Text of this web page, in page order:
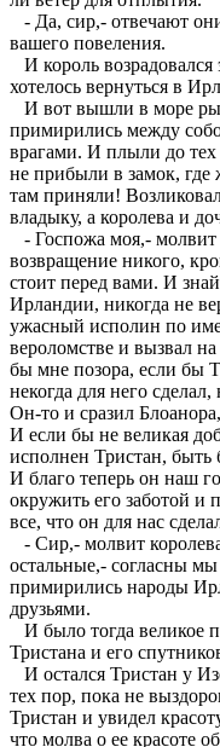
- Да, сир,- отвечают
вашего повеления.
И король
хотелось вернуться в
И вот вышли в море
примирились между
врагами. И плыли до
не прибыли в замок, где
там приняли!
владыку, а королева и
- Госпожа моя,- молвит
возвращение никого,
стоит перед вами. И
Ирландии, никогда не
ужасный исполин по
вероломстве и вызвал
бы мне позора, если бы
некогда для него
Он-то и сразил
И если бы не великая
исполнен Тристан,
И благо теперь он наш
окружить его заботой и
все, что он для нас
- Сир,- молвит
остальные,- согласны
примирились народы
друзьями.
И было тогда великое
Тристана и его
И остался Тристан у
тех пор, пока не
Тристан и увидел
что молва о ее красоте